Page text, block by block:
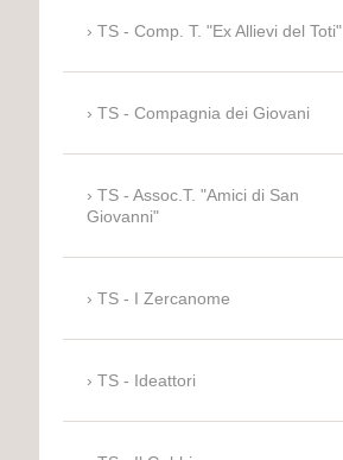
TS - Comp. T. "Ex Allievi del Toti"
TS - Compagnia dei Giovani
TS - Assoc.T. "Amici di San
Giovanni"
TS - I Zercanome
TS - Ideattori